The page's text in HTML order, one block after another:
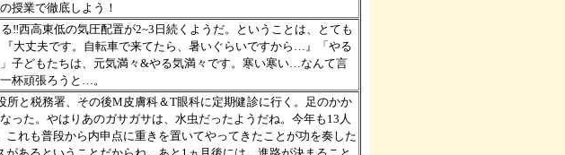
授業で徹底しよう！
西高東低の気圧配置が2~3日続くようだ。ということは、とても
大丈夫です。自転車で来てたら、暑いぐらいですから…』「やる
子どもたちは、元気満々&やる気満々です。寒い寒い…なんて言
杯頑張ろうと…。
と税務署、その後M皮膚科＆T眼科に定期健診に行く。足のかか
った。やはりあのガサガサは、水虫だったようだね。今年も13人
れも普段から内申点に重きを置いてやってきたことが功を奏した